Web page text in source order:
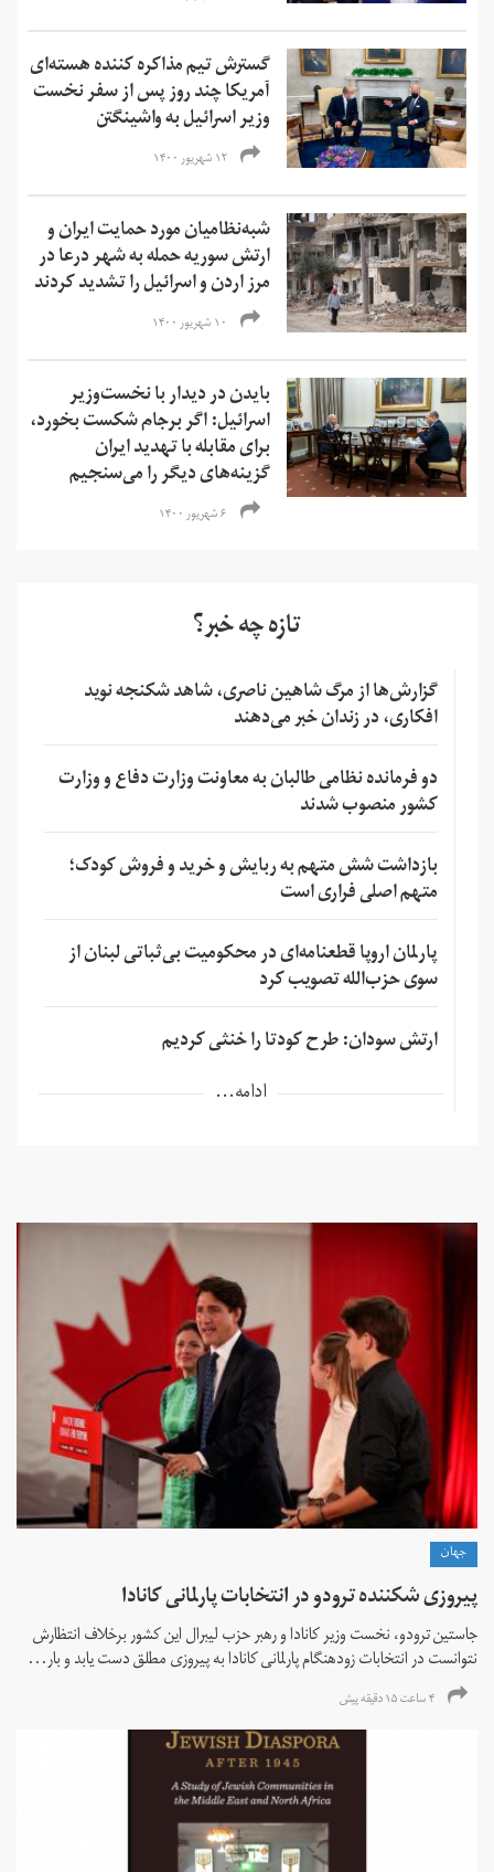
گسترش تیم مذاکره کننده هسته‌ای
آمریکا چند روز پس از سفر نخست
وزیر اسرائیل به واشینگتن
۱۲ شهریور ۱۴۰۰
شبه‌نظامیان مورد حمایت ایران و
ارتش سوریه حمله به شهر درعا‌ در
مرز اردن و اسرائیل را تشدید کردند
۱۰ شهریور ۱۴۰۰
بایدن در دیدار با نخست‌وزیر
اسرائیل: اگر برجام شکست بخورد،
برای مقابله با تهدید ایران
گزینه‌های دیگر را می‌سنجیم
۶ شهریور ۱۴۰۰
تازه چه خبر؟
گزارش‌ها از مرگ شاهین ناصری، شاهد شکنجه نوید
افکاری، در زندان خبر می‌دهند
دو فرمانده نظامی طالبان به معاونت وزارت دفاع و وزارت
کشور منصوب شدند
بازداشت شش متهم به ربایش و خرید و فروش کودک؛
متهم اصلی فراری است
پارلمان اروپا قطعنامه‌ای در محکومیت بی‌ثباتی لبنان از
سوی حزب‌الله تصویب کرد
ارتش سودان: طرح کودتا را خنثی کردیم
ادامه...
جهان
پیروزی شکننده ترودو در انتخابات پارلمانی کانادا
جاستین ترودو، نخست وزیر کانادا و رهبر حزب لیبرال این کشور برخلاف انتظارش
نتوانست در انتخابات زود‌هنگام پارلمانی کانادا به پیروزی مطلق دست یابد و بار...
۴ ساعت ۱۵ دقیقه پیش